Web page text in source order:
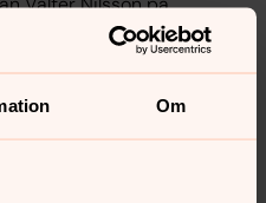
Om
och silverfatet av